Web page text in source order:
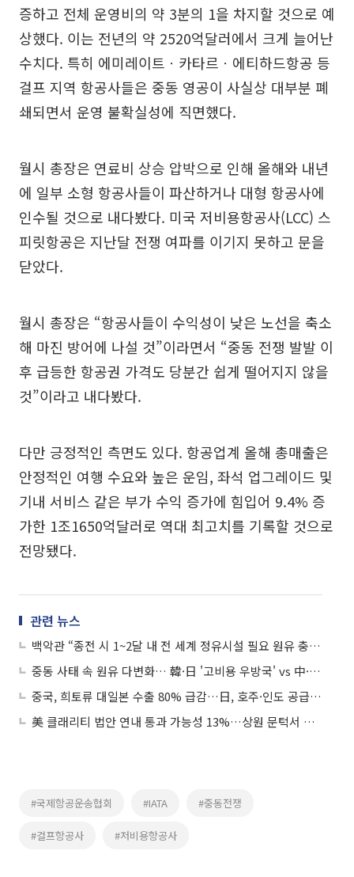
증하고 전체 운영비의 약 3분의 1을 차지할 것으로 예
상했다. 이는 전년의 약 2520억달러에서 크게 늘어난
수치다. 특히 에미레이트ㆍ카타르ㆍ에티하드항공 등
걸프 지역 항공사들은 중동 영공이 사실상 대부분 폐
쇄되면서 운영 불확실성에 직면했다.
월시 총장은 연료비 상승 압박으로 인해 올해와 내년
에 일부 소형 항공사들이 파산하거나 대형 항공사에
인수될 것으로 내다봤다. 미국 저비용항공사(LCC) 스
피릿항공은 지난달 전쟁 여파를 이기지 못하고 문을
닫았다.
월시 총장은 “항공사들이 수익성이 낮은 노선을 축소
해 마진 방어에 나설 것”이라면서 “중동 전쟁 발발 이
후 급등한 항공권 가격도 당분간 쉽게 떨어지지 않을
것”이라고 내다봤다.
다만 긍정적인 측면도 있다. 항공업계 올해 총매출은
안정적인 여행 수요와 높은 운임, 좌석 업그레이드 및
기내 서비스 같은 부가 수익 증가에 힘입어 9.4% 증
가한 1조1650억달러로 역대 최고치를 기록할 것으로
전망됐다.
관련 뉴스
백악관 “종전 시 1~2달 내 전 세계 정유시설 필요 원유 충분 확보”
중동 사태 속 원유 다변화… 韓·日 '고비용 우방국' vs 中·印 '저가 제재국'
중국, 희토류 대일본 수출 80% 급감…日, 호주·인도 공급망 모색
美 클래리티 법안 연내 통과 가능성 13%…상원 문턱서 제동
#국제항공운송협회 #IATA #중동전쟁
#걸프항공사 #저비용항공사